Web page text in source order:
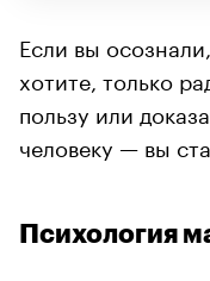
Если вы
хотите, только
пользу или
человеку — вы
Психология